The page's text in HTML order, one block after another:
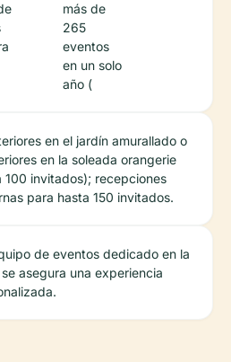
más de
265
eventos
en un solo
año (
en el jardín amurallado o
en la soleada orangerie
100 invitados); recepciones
para hasta 150 invitados.
de eventos dedicado en la
asegura una experiencia